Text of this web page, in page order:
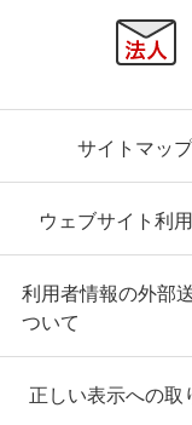
サイトマップ
ウェブサイト利
利用者情報の外部
ついて
正しい表示への取